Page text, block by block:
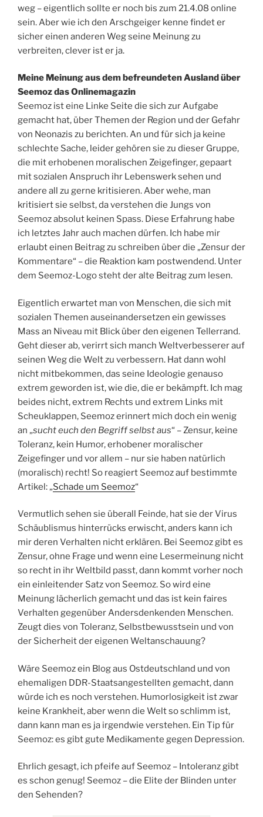
weg – eigentlich sollte er noch bis zum 21.4.08 online
sein. Aber wie ich den Arschgeiger kenne findet er
sicher einen anderen Weg seine Meinung zu
verbreiten, clever ist er ja.
Meine Meinung aus dem befreundeten Ausland über
Seemoz das Onlinemagazin
Seemoz ist eine Linke Seite die sich zur Aufgabe
gemacht hat, über Themen der Region und der Gefahr
von Neonazis zu berichten. An und für sich ja keine
schlechte Sache, leider gehören sie zu dieser Gruppe,
die mit erhobenen moralischen Zeigefinger, gepaart
mit sozialen Anspruch ihr Lebenswerk sehen und
andere all zu gerne kritisieren. Aber wehe, man
kritisiert sie selbst, da verstehen die Jungs von
Seemoz absolut keinen Spass. Diese Erfahrung habe
ich letztes Jahr auch machen dürfen. Ich habe mir
erlaubt einen Beitrag zu schreiben über die „Zensur der
Kommentare“ – die Reaktion kam postwendend. Unter
dem Seemoz-Logo steht der alte Beitrag zum lesen.
Eigentlich erwartet man von Menschen, die sich mit
sozialen Themen auseinandersetzen ein gewisses
Mass an Niveau mit Blick über den eigenen Tellerrand.
Geht dieser ab, verirrt sich manch Weltverbesserer auf
seinen Weg die Welt zu verbessern. Hat dann wohl
nicht mitbekommen, das seine Ideologie genauso
extrem geworden ist, wie die, die er bekämpft. Ich mag
beides nicht, extrem Rechts und extrem Links mit
Scheuklappen, Seemoz erinnert mich doch ein wenig
an „sucht euch den Begriff selbst aus“ – Zensur, keine
Toleranz, kein Humor, erhobener moralischer
Zeigefinger und vor allem – nur sie haben natürlich
(moralisch) recht! So reagiert Seemoz auf bestimmte
Artikel: „Schade um Seemoz“
Vermutlich sehen sie überall Feinde, hat sie der Virus
Schäublismus hinterrücks erwischt, anders kann ich
mir deren Verhalten nicht erklären. Bei Seemoz gibt es
Zensur, ohne Frage und wenn eine Lesermeinung nicht
so recht in ihr Weltbild passt, dann kommt vorher noch
ein einleitender Satz von Seemoz. So wird eine
Meinung lächerlich gemacht und das ist kein faires
Verhalten gegenüber Andersdenkenden Menschen.
Zeugt dies von Toleranz, Selbstbewusstsein und von
der Sicherheit der eigenen Weltanschauung?
Wäre Seemoz ein Blog aus Ostdeutschland und von
ehemaligen DDR-Staatsangestellten gemacht, dann
würde ich es noch verstehen. Humorlosigkeit ist zwar
keine Krankheit, aber wenn die Welt so schlimm ist,
dann kann man es ja irgendwie verstehen. Ein Tip für
Seemoz: es gibt gute Medikamente gegen Depression.
Ehrlich gesagt, ich pfeife auf Seemoz – Intoleranz gibt
es schon genug! Seemoz – die Elite der Blinden unter
den Sehenden?